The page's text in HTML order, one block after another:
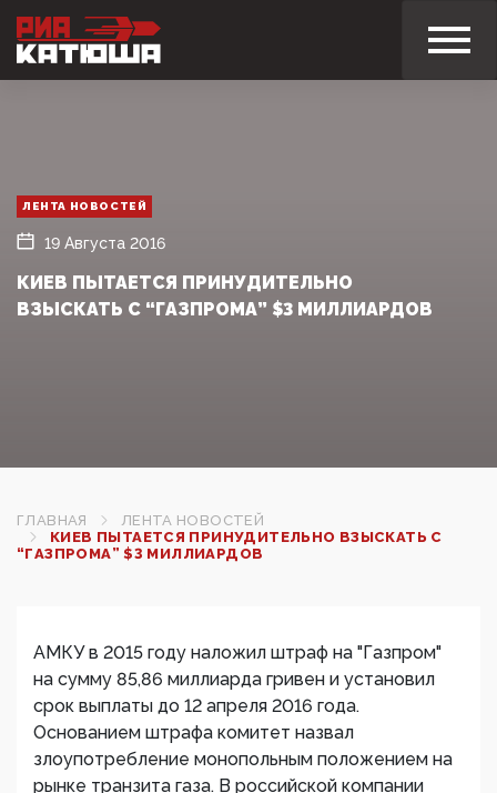
ЛЕНТА НОВОСТЕЙ
19 Августа 2016
КИЕВ ПЫТАЕТСЯ ПРИНУДИТЕЛЬНО
ВЗЫСКАТЬ С “ГАЗПРОМА” $3 МИЛЛИАРДОВ
ГЛАВНАЯ
ЛЕНТА НОВОСТЕЙ
КИЕВ ПЫТАЕТСЯ ПРИНУДИТЕЛЬНО ВЗЫСКАТЬ С
“ГАЗПРОМА” $3 МИЛЛИАРДОВ
АМКУ в 2015 году наложил штраф на "Газпром"
на сумму 85,86 миллиарда гривен и установил
срок выплаты до 12 апреля 2016 года.
Основанием штрафа комитет назвал
злоупотребление монопольным положением на
рынке транзита газа. В российской компании